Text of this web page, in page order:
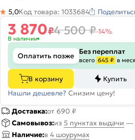
5,0Код товара: 1033684
3 870₽4 500₽-14%
В наличии
Оплатить позже Без переплат
всего 645 ₽ в
В корзину
Купить
Нашли дешевле? Снизим цену!
Доставка:от 690 ₽
Самовывоз:из 5 пунктах выдачи —
Наличие:в 4 шоурумах